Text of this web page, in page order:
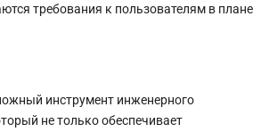
требования к пользователям в плане
инструмент инженерного
не только обеспечивает